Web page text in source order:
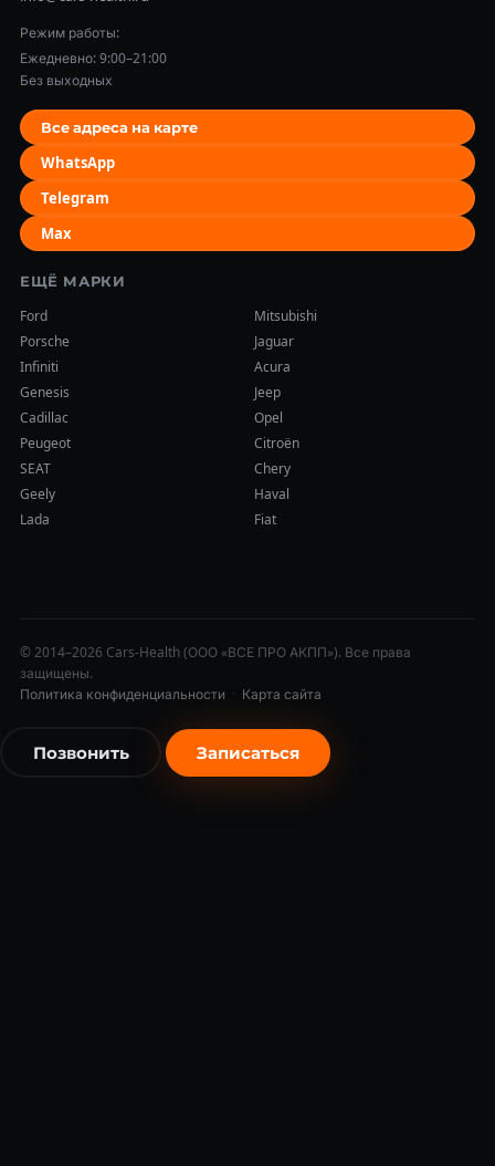
Режим работы:
Ежедневно: 9:00–21:00
Без выходных
Все адреса на карте
WhatsApp
Telegram
Max
ЕЩЁ МАРКИ
Ford
Mitsubishi
Porsche
Jaguar
Infiniti
Acura
Genesis
Jeep
Cadillac
Opel
Peugeot
Citroën
SEAT
Chery
Geely
Haval
Lada
Fiat
© 2014–2026 Cars-Health (ООО «ВСЕ ПРО АКПП»). Все права
защищены.
Политика конфиденциальности · Карта сайта
Позвонить Записаться